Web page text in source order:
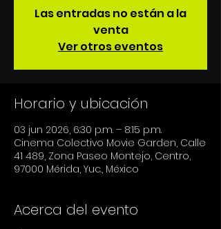
Las entradas no están a la
venta
Ver otros eventos
Horario y ubicación
03 jun 2026, 6:30 p.m. – 8:15 p.m.
Cinema Colectivo Movie Garden, Calle
41 489, Zona Paseo Montejo, Centro,
97000 Mérida, Yuc., México
Acerca del evento